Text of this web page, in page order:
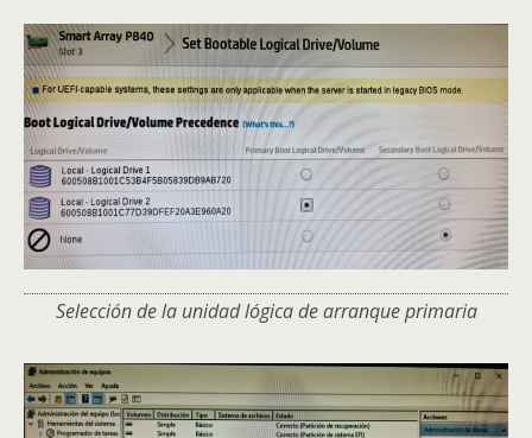
Selección de la unidad lógica de arranque primaria